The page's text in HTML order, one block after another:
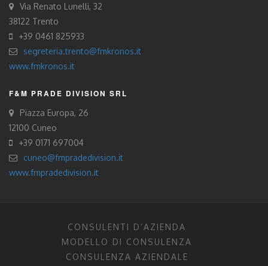
Via Renato Lunelli, 32
38122 Trento
+39 0461 825933
segreteria.trento@fmkronos.it
www.fmkronos.it
F&M PRADE DIVISION SRL
Piazza Europa, 26
12100 Cuneo
+39 0171 697004
cuneo@fmpradedivision.it
www.fmpradedivision.it
CONSULENTI D’AZIENDA
MODELLO DI CONSULENZA
CONSULENZA AZIENDALE